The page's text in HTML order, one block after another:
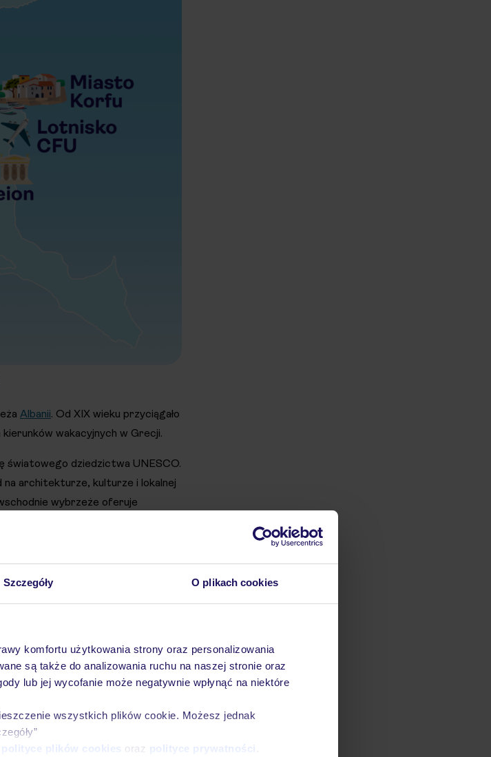
Szczegóły O plikach cookies
komfortu użytkowania strony oraz personalizowania
są także do analizowania ruchu na naszej stronie oraz
lub jej wycofanie może negatywnie wpłynąć na niektóre
wszystkich plików cookie. Możesz jednak
polityce plików cookies oraz polityce prywatności
Albanii. Od XIX wieku przyciągało
wakacyjnych w Grecji.
światowego dziedzictwa UNESCO.
na architekturze, kulturze i lokalnej
wybrzeże oferuje